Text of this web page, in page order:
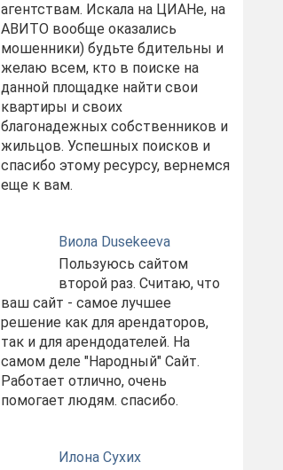
агентствам. Искала на ЦИАНе, на
АВИТО вообще оказались
мошенники) будьте бдительны и
желаю всем, кто в поиске на
данной площадке найти свои
квартиры и своих
благонадежных собственников и
жильцов. Успешных поисков и
спасибо этому ресурсу, вернемся
еще к вам.
Виола Dusekeeva
Пользуюсь сайтом
второй раз. Считаю, что
ваш сайт - самое лучшее
решение как для арендаторов,
так и для арендодателей. На
самом деле "Народный" Сайт.
Работает отлично, очень
помогает людям. спасибо.
Илона Сухих